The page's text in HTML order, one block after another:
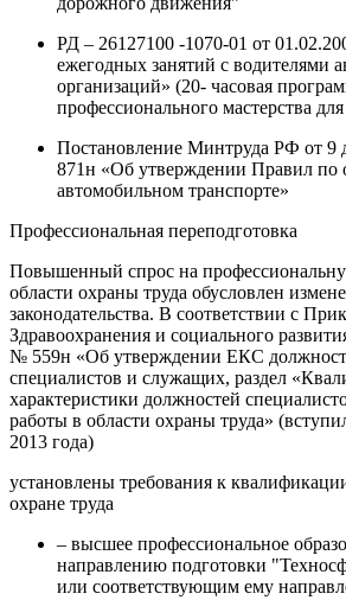
РД – 26127100 -1070-01 от
ежегодных занятий с водителями
организаций» (20- часовая
профессионального мастерства
Постановление Минтруда РФ от 9
871н «Об утверждении Правил по
автомобильном транспорте»
Профессиональная переподготовка
Повышенный спрос на
области охраны труда обусловлен
законодательства. В соответствии с
Здравоохранения и социального
№ 559н «Об утверждении ЕКС
специалистов и служащих, раздел
характеристики должностей
работы в области охраны труда»
2013 года)
установлены требования к
охране труда
– высшее профессиональное
направлению подготовки
или соответствующим ему